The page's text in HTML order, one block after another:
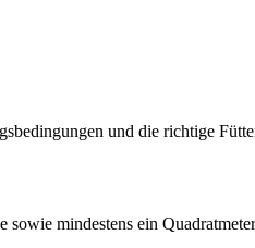
und die richtige
mindestens ein